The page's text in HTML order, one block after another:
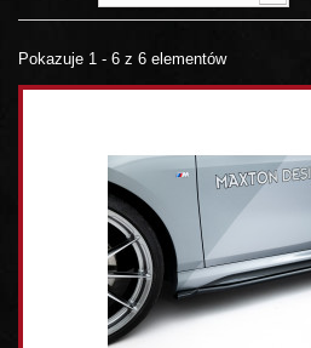
Pokazuje 1 - 6 z 6 elementów